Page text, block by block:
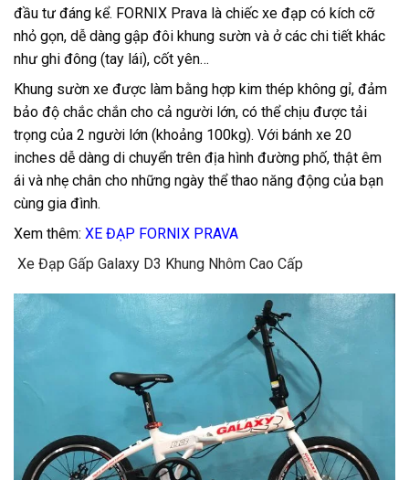
đầu tư đáng kể. FORNIX Prava là chiếc xe đạp có kích cỡ
nhỏ gọn, dễ dàng gập đôi khung sườn và ở các chi tiết khác
như ghi đông (tay lái), cốt yên…
Khung sườn xe được làm bằng hợp kim thép không gỉ, đảm
bảo độ chắc chắn cho cả người lớn, có thể chịu được tải
trọng của 2 người lớn (khoảng 100kg). Với bánh xe 20
inches dễ dàng di chuyển trên địa hình đường phố, thật êm
ái và nhẹ chân cho những ngày thể thao năng động của bạn
cùng gia đình.
Xem thêm: XE ĐẠP FORNIX PRAVA
Xe Đạp Gấp Galaxy D3 Khung Nhôm Cao Cấp